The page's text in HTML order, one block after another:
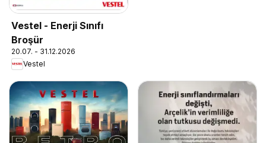
Vestel - Enerji Sınıfı
Broşür
20.07. - 31.12.2026
Vestel